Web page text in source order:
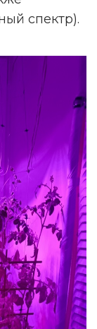
спектр).